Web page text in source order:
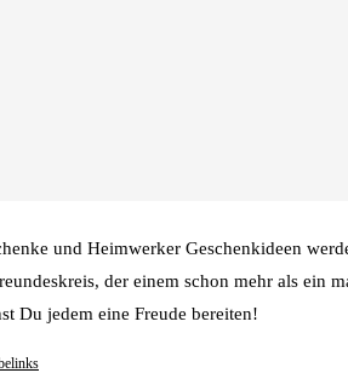
und Heimwerker Geschenkideen
der einem schon mehr als ein
Du jedem eine Freude bereiten!